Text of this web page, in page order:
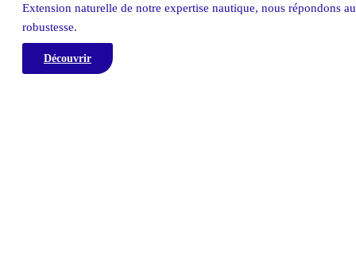
Extension naturelle de notre expertise nautique, nous répondons
robustesse.
Découvrir